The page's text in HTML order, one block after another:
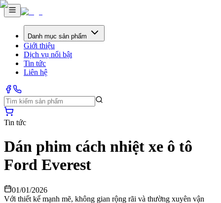
Danh mục sản phẩm
Giới thiệu
Dịch vụ nổi bật
Tin tức
Liên hệ
Tin tức
Dán phim cách nhiệt xe ô tô
Ford Everest
01/01/2026
Với thiết kế mạnh mẽ, không gian rộng rãi và thường xuyên vận